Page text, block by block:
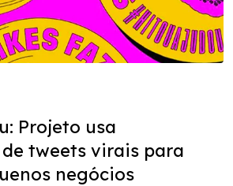
Projeto usa
tweets virais para
negócios